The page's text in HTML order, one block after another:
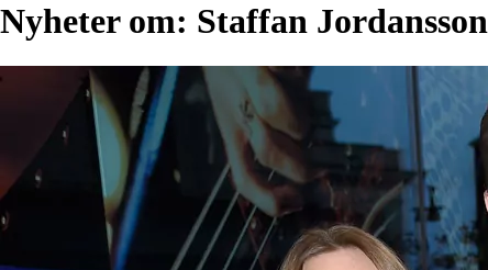
Nyheter om: Staffan Jordansson